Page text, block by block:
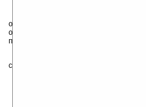
современных мобильных
одной стороны они позволяют
от работы... Неизвестно, какой
предлагаемый ею аппарат будет
HTC TyTN II (Kaiser)
с полноразмерной QWERTY